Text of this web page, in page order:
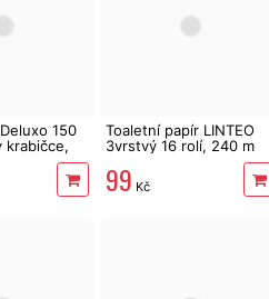
150
krabičce,
Toaletní papír LINTEO
3vrstvý 16 rolí, 240 m
99 Kč